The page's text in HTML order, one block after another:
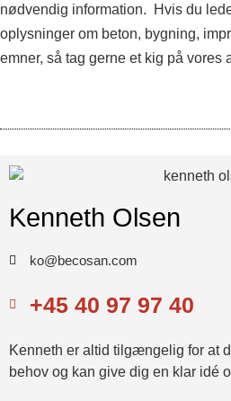
nødvendig information. Hvis du
oplysninger om beton, bygning,
emner, så tag gerne et kig på vores
Kenneth Olsen
ko@becosan.com
+45 40 97 97 40
Kenneth er altid tilgængelig for at
behov og kan give dig en klar idé